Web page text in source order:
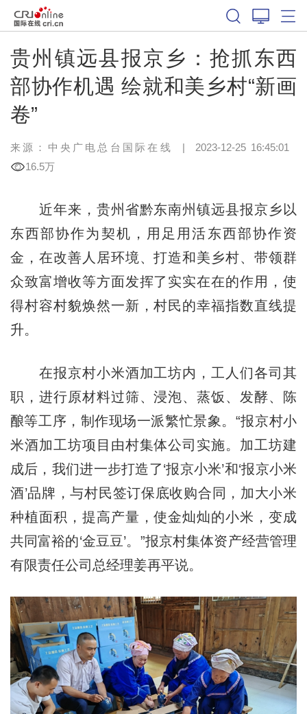
贵州镇远县报京乡：抢抓东西
部协作机遇 绘就和美乡村“新画
卷”
来源：中央广电总台国际在线 | 2023-12-25 16:45:01
16.5万
近年来，贵州省黔东南州镇远县报京乡以
东西部协作为契机，用足用活东西部协作资
金，在改善人居环境、打造和美乡村、带领群
众致富增收等方面发挥了实实在在的作用，使
得村容村貌焕然一新，村民的幸福指数直线提
升。
在报京村小米酒加工坊内，工人们各司其
职，进行原材料过筛、浸泡、蒸饭、发酵、陈
酿等工序，制作现场一派繁忙景象。“报京村小
米酒加工坊项目由村集体公司实施。加工坊建
成后，我们进一步打造了‘报京小米’和‘报京小米
酒’品牌，与村民签订保底收购合同，加大小米
种植面积，提高产量，使金灿灿的小米，变成
共同富裕的‘金豆豆’。”报京村集体资产经营管理
有限责任公司总经理姜再平说。